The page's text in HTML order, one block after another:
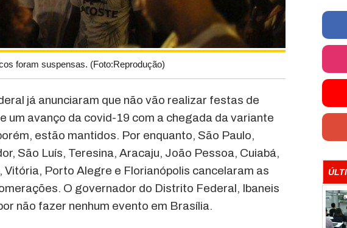
foram suspensas. (Foto:Reprodução)
já anunciaram que não vão realizar festas de
um avanço da covid-19 com a chegada da variante
estão mantidos. Por enquanto, São Paulo,
São Luís, Teresina, Aracaju, João Pessoa, Cuiabá,
Vitória, Porto Alegre e Florianópolis cancelaram as
O governador do Distrito Federal, Ibaneis
não fazer nenhum evento em Brasília.